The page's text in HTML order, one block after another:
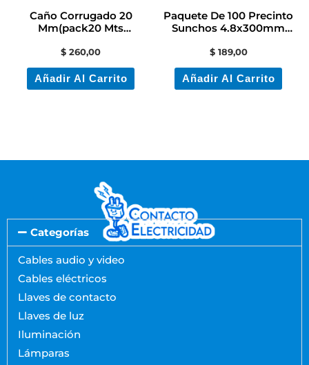
Caño Corrugado 20
Mm(pack20 Mts
Electricidad/colón
$ 260,00
Añadir Al Carrito
Paquete De 100 Precinto
Sunchos 4.8x300mm
$189,00
Añadir Al Carrito
Categorías
Cables audio y video
Cables eléctricos
Llaves de contacto
Llaves de luz
Iluminación
Lámparas